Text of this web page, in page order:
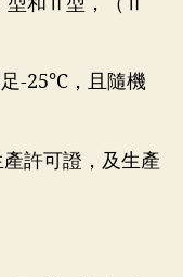
-25℃，且隨機
許可證，及生產